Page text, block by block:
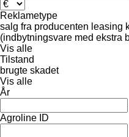
Reklametype
salg fra producenten leasing
(indbytningsvare med ekstra
Vis alle
Tilstand
brugte skadet
Vis alle
År
Agroline ID